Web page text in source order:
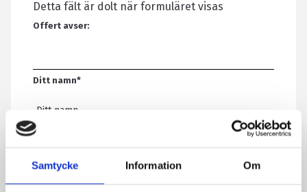
Samtycke Information Om
Detta fält är dolt när formuläret visas
Offert avser:
Ditt namn*
E-post